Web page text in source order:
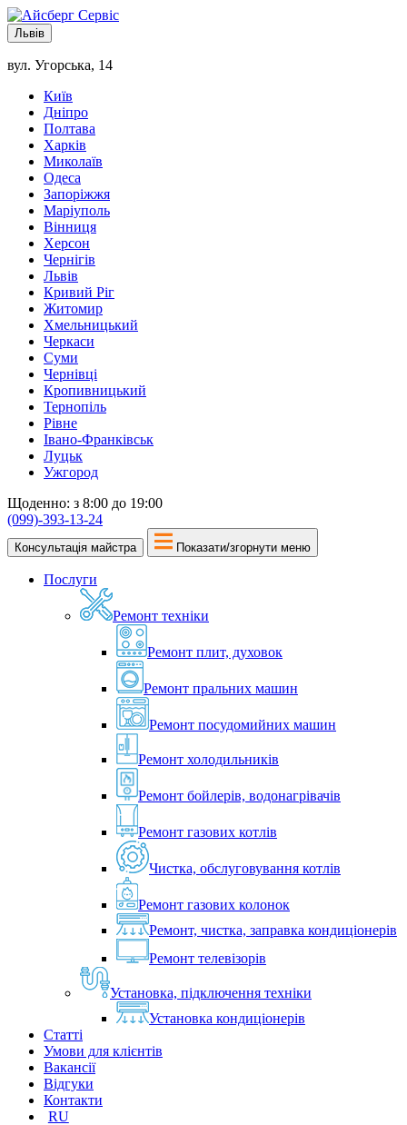
Львів
вул. Угорська, 14
Київ
Дніпро
Полтава
Харків
Миколаїв
Одеса
Запоріжжя
Маріуполь
Вінниця
Херсон
Чернігів
Львів
Кривий Ріг
Житомир
Хмельницький
Черкаси
Суми
Чернівці
Кропивницький
Тернопіль
Рівне
Івано-Франківськ
Луцьк
Ужгород
Щоденно: з 8:00 до 19:00
(099)-393-13-24
Консультація майстра Показати/згорнути меню
Послуги
Ремонт техніки
Ремонт плит, духовок
Ремонт пральних машин
Ремонт посудомийних машин
Ремонт холодильників
Ремонт бойлерів, водонагрівачів
Ремонт газових котлів
Чистка, обслуговування котлів
Ремонт газових колонок
Ремонт, чистка, заправка кондиціонерів
Ремонт телевізорів
Установка, підключення техніки
Установка кондиціонерів
Статті
Умови для клієнтів
Вакансії
Відгуки
Контакти
RU